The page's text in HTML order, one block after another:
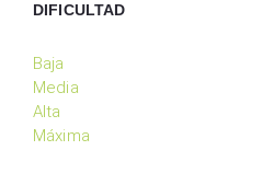
DIFICULTAD
Baja
Media
Alta
Máxima